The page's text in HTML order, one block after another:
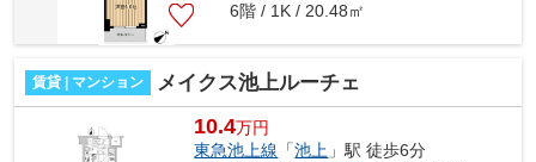
6階 / 1K / 20.48㎡
賃貸 | マンション メイクス池上ルーチェ
10.4万円
東急池上線 「池上 」駅 徒歩6分